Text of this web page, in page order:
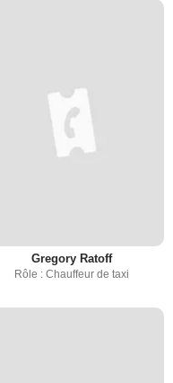
Gregory Ratoff
Rôle : Chauffeur de taxi